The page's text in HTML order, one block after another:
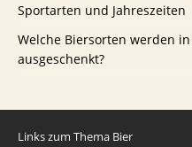
Sportarten und Jahreszeiten
Welche Biersorten werden
ausgeschenkt?
Links zum Thema Bier